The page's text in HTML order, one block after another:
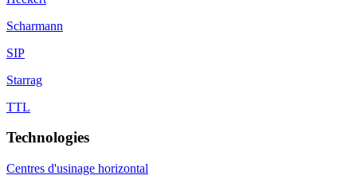
Scharmann
SIP
Starrag
TTL
Technologies
Centres d'usinage horizontal